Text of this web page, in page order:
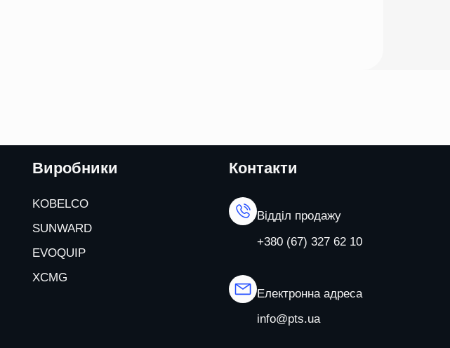
Виробники
KOBELCO
SUNWARD
EVOQUIP
XCMG
Контакти
Відділ продажу
+380 (67) 327 62 10
Електронна адреса
info@pts.ua